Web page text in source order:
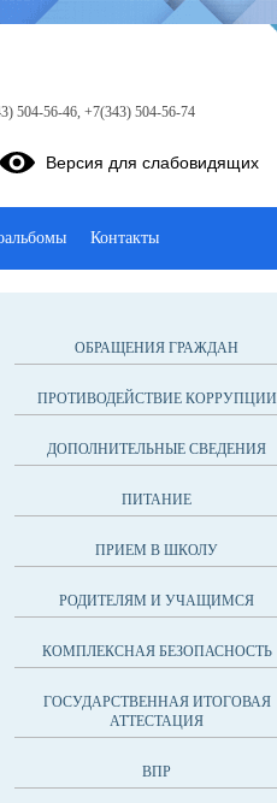
ОБРАЩЕНИЯ ГРАЖДАН
ПРОТИВОДЕЙСТВИЕ КОРРУПЦИИ
ДОПОЛНИТЕЛЬНЫЕ СВЕДЕНИЯ
ПИТАНИЕ
ПРИЕМ В ШКОЛУ
РОДИТЕЛЯМ И УЧАЩИМСЯ
КОМПЛЕКСНАЯ БЕЗОПАСНОСТЬ
ГОСУДАРСТВЕННАЯ ИТОГОВАЯ
АТТЕСТАЦИЯ
ВПР
504-56-46, +7(343) 504-56-74
Версия для слабовидящих
Контакты